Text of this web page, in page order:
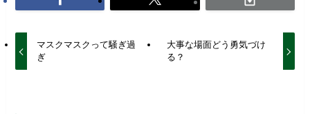
マスクマスクって騒ぎ過
ぎ
大事な場面どう勇気づけ
る？